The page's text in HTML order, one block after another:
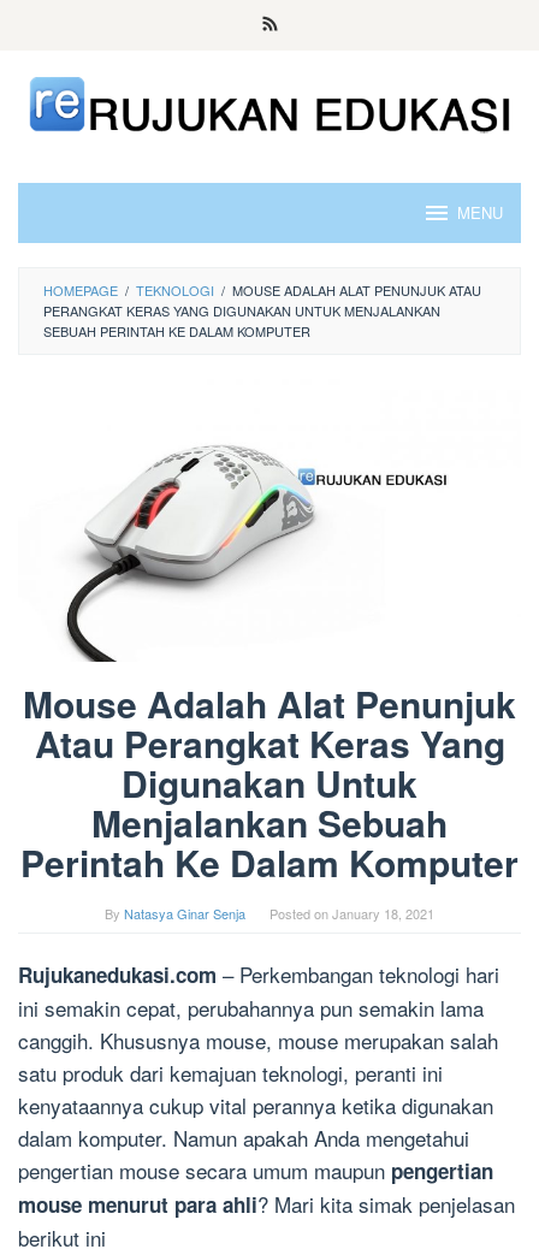
content
MENU
HOMEPAGE / TEKNOLOGI / MOUSE ADALAH ALAT PENUNJUK ATAU
PERANGKAT KERAS YANG DIGUNAKAN UNTUK MENJALANKAN
SEBUAH PERINTAH KE DALAM KOMPUTER
Mouse Adalah Alat Penunjuk
Atau Perangkat Keras Yang
Digunakan Untuk
Menjalankan Sebuah
Perintah Ke Dalam Komputer
By Natasya Ginar Senja Posted onJanuary 18, 2021
Rujukanedukasi.com – Perkembangan teknologi hari
ini semakin cepat, perubahannya pun semakin lama
canggih. Khususnya mouse, mouse merupakan salah
satu produk dari kemajuan teknologi, peranti ini
kenyataannya cukup vital perannya ketika digunakan
dalam komputer. Namun apakah Anda mengetahui
pengertian mouse secara umum maupun pengertian
mouse menurut para ahli? Mari kita simak penjelasan
berikut ini